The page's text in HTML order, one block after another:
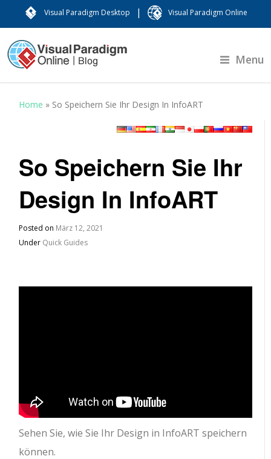
Visual Paradigm Desktop | Visual Paradigm Online
Menu
Home » So Speichern Sie Ihr Design In InfoART
So Speichern Sie Ihr
Design In InfoART
Posted on März 12, 2021
Under Quick Guides
Sehen Sie, wie Sie Ihr Design in InfoART speichern
können.